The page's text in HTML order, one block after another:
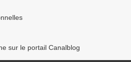
sur le portail Canalblog